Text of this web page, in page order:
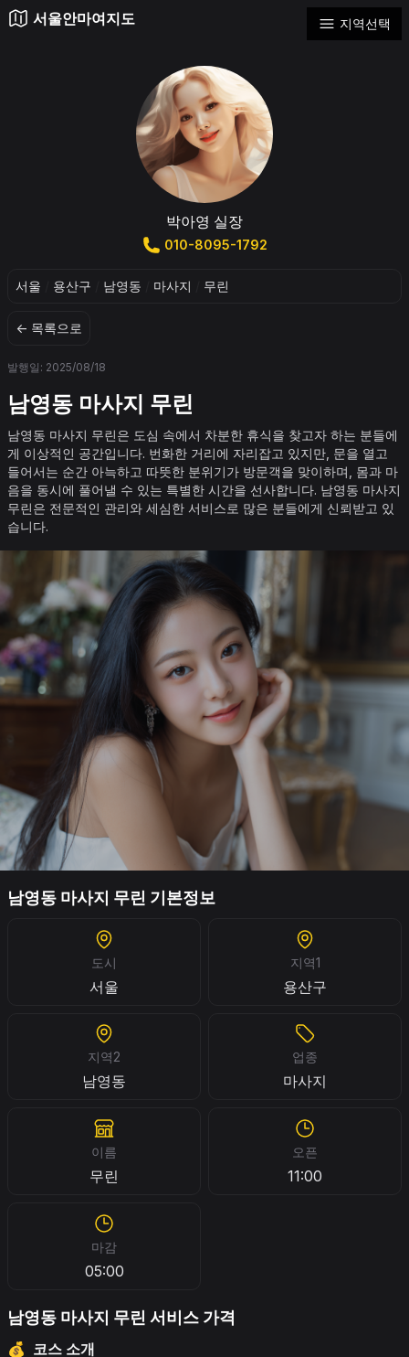
서울안마여지도 지역선택
박아영 실장
010-8095-1792
서울 용산구 남영동 마사지 무린
← 목록으로
발행일: 2025/08/18
남영동 마사지 무린
남영동 마사지 무린은 도심 속에서 차분한 휴식을 찾고자 하는 분들에
게 이상적인 공간입니다. 번화한 거리에 자리잡고 있지만, 문을 열고
들어서는 순간 아늑하고 따뜻한 분위기가 방문객을 맞이하며, 몸과 마
음을 동시에 풀어낼 수 있는 특별한 시간을 선사합니다. 남영동 마사지
무린은 전문적인 관리와 세심한 서비스로 많은 분들에게 신뢰받고 있
습니다.
남영동 마사지 무린 기본정보
도시
서울
지역1
용산구
지역2
남영동
업종
마사지
이름
무린
오픈
11:00
마감
05:00
남영동 마사지 무린 서비스 가격
💰 코스 소개